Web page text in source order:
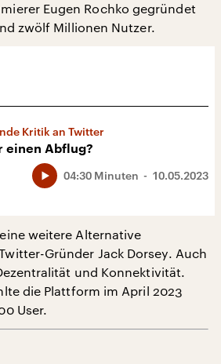
Eugen Rochko gegründet
zwölf Millionen Nutzer.
Kritik an Twitter
einen Abflug?
10.05.2023
04:30 Minuten
weitere Alternative
Gründer Jack Dorsey. Auch
und Konnektivität.
die Plattform im April 2023
User.